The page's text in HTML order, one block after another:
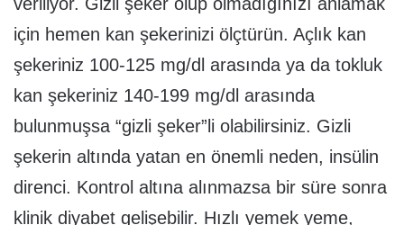
için hemen kan şekerinizi ölçtürün. Açlık kan
şekeriniz 100-125 mg/dl arasında ya da tokluk
kan şekeriniz 140-199 mg/dl arasında
bulunmuşsa “gizli şeker”li olabilirsiniz. Gizli
şekerin altında yatan en önemli neden, insülin
direnci. Kontrol altına alınmazsa bir süre sonra
klinik diyabet gelişebilir. Hızlı yemek yeme,